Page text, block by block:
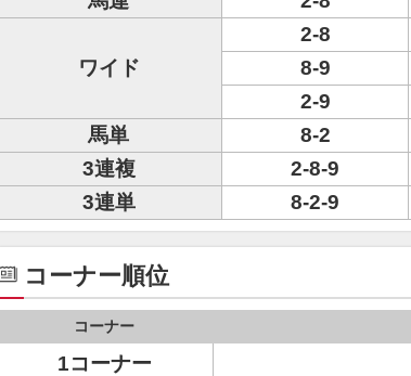
ワイド
2-8
8-9
2-9
馬単
8-2
3連複
2-8-9
3連単
8-2-9
コーナー順位
コーナー
1コーナー